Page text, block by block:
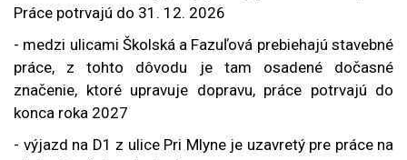
Práce potrvajú do 31. 12. 2026
- medzi ulicami Školská a Fazuľová prebiehajú stavebné
práce, z tohto dôvodu je tam osadené dočasné
značenie, ktoré upravuje dopravu, práce potrvajú do
konca roka 2027
- výjazd na D1 z ulice Pri Mlyne je uzavretý pre práce na